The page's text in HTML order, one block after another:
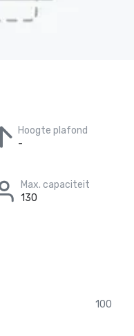
Hoogte plafond
-
Max. capaciteit
130
100